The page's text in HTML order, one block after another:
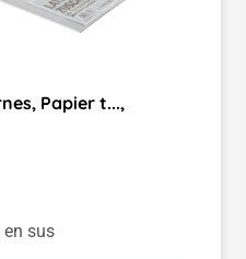
Papier t...,
sus